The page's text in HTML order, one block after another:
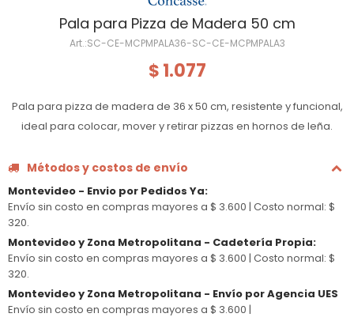
Pala para Pizza de Madera 50 cm
SC-CE-MCPMPALA36-SC-CE-MCPMPALA3
$ 1.077
Pala para pizza de madera de 36 x 50 cm, resistente y funcional,
ideal para colocar, mover y retirar pizzas en hornos de leña.
Métodos y costos de envío
Montevideo - Envio por Pedidos Ya:
Envío sin costo en compras mayores a $ 3.600 | Costo normal: $
320.
Montevideo y Zona Metropolitana - Cadetería Propia:
Envío sin costo en compras mayores a $ 3.600 | Costo normal: $
320.
Montevideo y Zona Metropolitana - Envío por Agencia UES
Envío sin costo en compras mayores a $ 3.600 |